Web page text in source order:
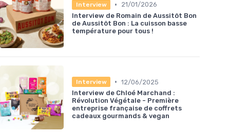
Interview •
21/01/2026
Interview de Romain de Aussitôt Bon
de Aussitôt Bon : La cuisson basse
température pour tous !
Interview • 12/06/2025
Interview de Chloé Marchand :
Révolution Végétale - Première
entreprise française de coffrets
cadeaux gourmands & vegan